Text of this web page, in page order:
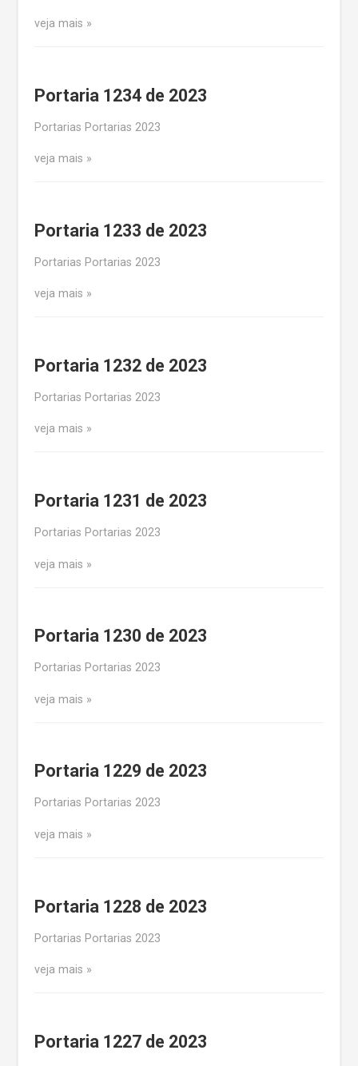
veja mais
Portaria 1234 de 2023
Portarias Portarias 2023
veja mais
Portaria 1233 de 2023
Portarias Portarias 2023
veja mais
Portaria 1232 de 2023
Portarias Portarias 2023
veja mais
Portaria 1231 de 2023
Portarias Portarias 2023
veja mais
Portaria 1230 de 2023
Portarias Portarias 2023
veja mais
Portaria 1229 de 2023
Portarias Portarias 2023
veja mais
Portaria 1228 de 2023
Portarias Portarias 2023
veja mais
Portaria 1227 de 2023